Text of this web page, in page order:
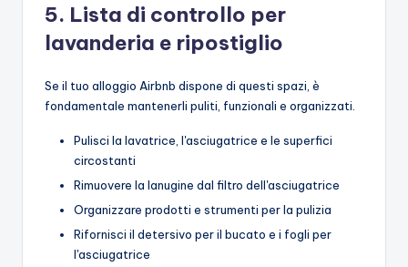
5. Lista di controllo per
lavanderia e ripostiglio
Se il tuo alloggio Airbnb dispone di questi spazi, è
fondamentale mantenerli puliti, funzionali e organizzati.
Pulisci la lavatrice, l'asciugatrice e le superfici
circostanti
Rimuovere la lanugine dal filtro dell'asciugatrice
Organizzare prodotti e strumenti per la pulizia
Rifornisci il detersivo per il bucato e i fogli per
l'asciugatrice